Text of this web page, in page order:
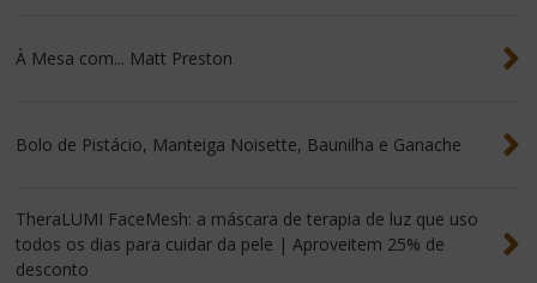
À Mesa com... Matt Preston
Bolo de Pistácio, Manteiga Noisette, Baunilha e Ganache
TheraLUMI FaceMesh: a máscara de terapia de luz que uso
todos os dias para cuidar da pele | Aproveitem 25% de
desconto